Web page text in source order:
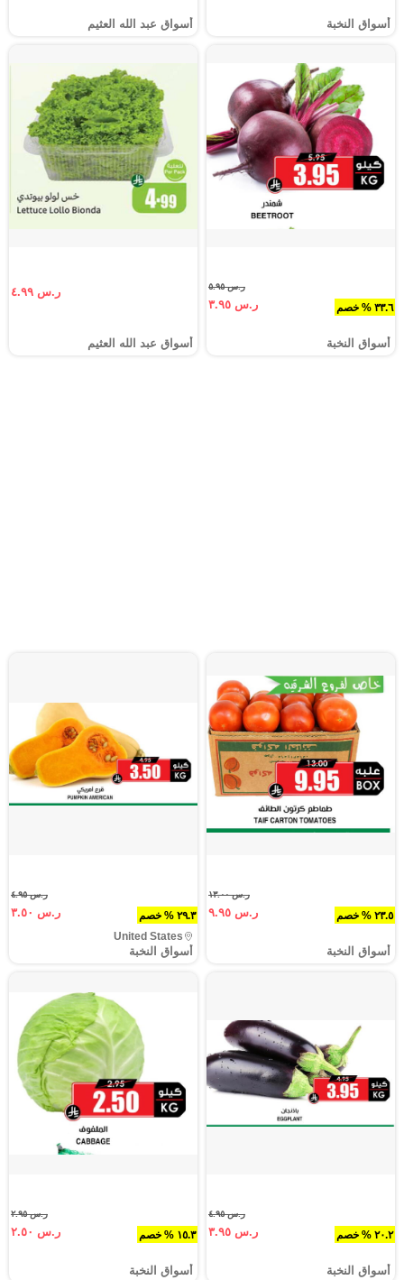
أسواق النخبة أسواق عبد الله العثيم
٣٣.٦ % خصم
ر.س ٥.٩٥
ر.س ٣.٩٥
أسواق النخبة
ر.س ٤.٩٩
أسواق عبد الله العثيم
٢٣.٥ % خصم
ر.س ١٣.٠٠
ر.س ٩.٩٥
أسواق النخبة
٢٩.٣ % خصم
ر.س ٤.٩٥
ر.س ٣.٥٠
أسواق النخبة
United States
٢٠.٢ % خصم
ر.س ٤.٩٥
ر.س ٣.٩٥
أسواق النخبة
١٥.٣ % خصم
ر.س ٢.٩٥
ر.س ٢.٥٠
أسواق النخبة